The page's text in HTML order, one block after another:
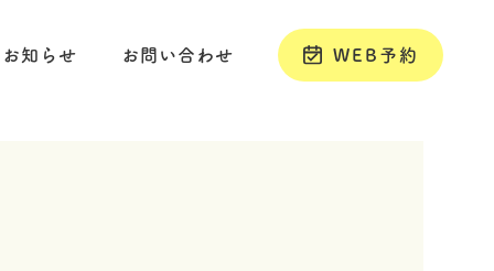
お知らせ お問い合わせ WEB予約